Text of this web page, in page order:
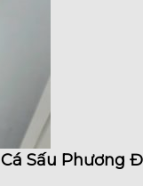
Sấu Phương